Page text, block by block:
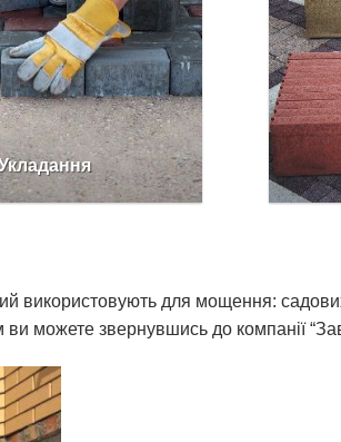
використовують для мощення:
ви можете звернувшись до компанії